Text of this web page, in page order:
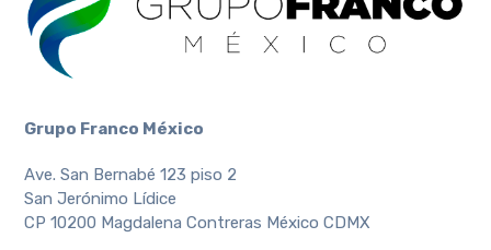
Grupo Franco México
Ave. San Bernabé 123 piso 2
San Jerónimo Lídice
CP 10200 Magdalena Contreras México CDMX